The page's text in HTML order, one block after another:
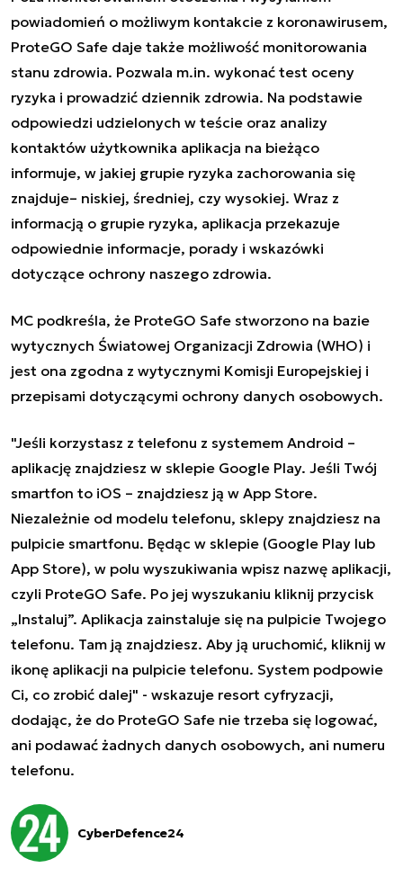
powiadomień o możliwym kontakcie z koronawirusem,
ProteGO Safe daje także możliwość monitorowania
stanu zdrowia. Pozwala m.in. wykonać test oceny
ryzyka i prowadzić dziennik zdrowia. Na podstawie
odpowiedzi udzielonych w teście oraz analizy
kontaktów użytkownika aplikacja na bieżąco
informuje, w jakiej grupie ryzyka zachorowania się
znajduje– niskiej, średniej, czy wysokiej. Wraz z
informacją o grupie ryzyka, aplikacja przekazuje
odpowiednie informacje, porady i wskazówki
dotyczące ochrony naszego zdrowia.
MC podkreśla, że ProteGO Safe stworzono na bazie
wytycznych Światowej Organizacji Zdrowia (WHO) i
jest ona zgodna z wytycznymi Komisji Europejskiej i
przepisami dotyczącymi ochrony danych osobowych.
"Jeśli korzystasz z telefonu z systemem Android –
aplikację znajdziesz w sklepie Google Play. Jeśli Twój
smartfon to iOS – znajdziesz ją w App Store.
Niezależnie od modelu telefonu, sklepy znajdziesz na
pulpicie smartfonu. Będąc w sklepie (Google Play lub
App Store), w polu wyszukiwania wpisz nazwę aplikacji,
czyli ProteGO Safe. Po jej wyszukaniu kliknij przycisk
„Instaluj”. Aplikacja zainstaluje się na pulpicie Twojego
telefonu. Tam ją znajdziesz. Aby ją uruchomić, kliknij w
ikonę aplikacji na pulpicie telefonu. System podpowie
Ci, co zrobić dalej" - wskazuje resort cyfryzacji,
dodając, że do ProteGO Safe nie trzeba się logować,
ani podawać żadnych danych osobowych, ani numeru
telefonu.
CyberDefence24